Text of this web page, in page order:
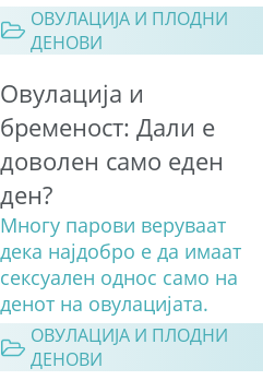
ОВУЛАЦИЈА И ПЛОДНИ
ДЕНОВИ
Овулација и
бременост: Дали е
доволен само еден
ден?
Многу парови веруваат
дека најдобро е да имаат
сексуален однос само на
денот на овулацијата.
ОВУЛАЦИЈА И ПЛОДНИ
ДЕНОВИ